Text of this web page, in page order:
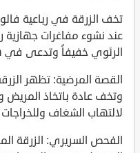
تخف الزرقة في رباعية
عند نشوء مفاغرات جهازية
الرئوي خفيفاً وتدعى في
القصة المرضية: تظهر
وتخف عادة باتخاذ
لالتهاب الشغاف وللخراجات
الفحص السريري: الزرقة